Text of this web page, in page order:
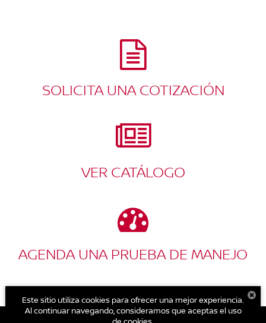
SOLICITA UNA COTIZACIÓN
VER CATÁLOGO
AGENDA UNA PRUEBA DE MANEJO
Este sitio utiliza cookies para ofrecer una mejor experiencia.
Al continuar navegando, consideramos que aceptas el uso